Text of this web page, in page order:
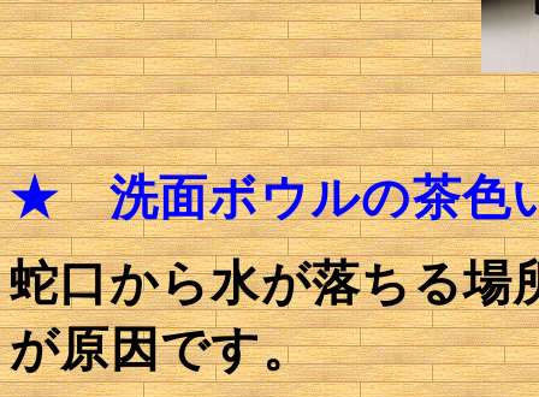
★洗面ボウルの茶色
蛇口から水が落ちる場
が原因です。